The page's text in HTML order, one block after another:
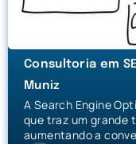
Consultoria em
Muniz
A Search Engine
que traz um grande
aumentando a